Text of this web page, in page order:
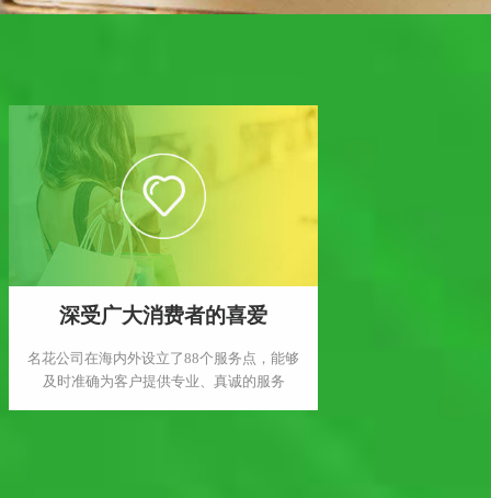
深受广大消费者的喜爱
名花公司在海内外设立了88个服务点，能够
及时准确为客户提供专业、真诚的服务